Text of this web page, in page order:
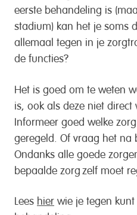
eerste behandeling is
stadium) kan het je soms
allemaal tegen in je
de functies?
Het is goed om te weten
is, ook als deze niet direct
Informeer goed welke
geregeld. Of vraag het na
Ondanks alle goede
bepaalde zorg zelf moet
Lees hier wie je tegen